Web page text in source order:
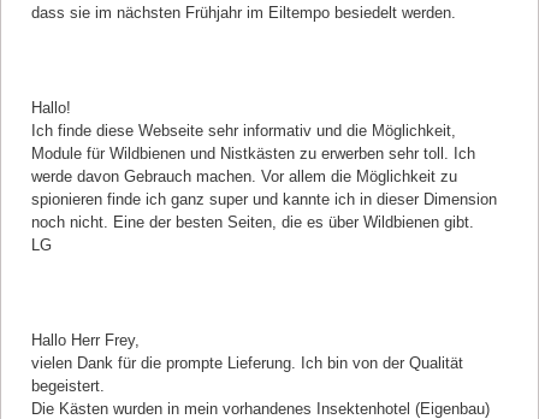
dass sie im nächsten Frühjahr im Eiltempo besiedelt werden.
Hallo!
Ich finde diese Webseite sehr informativ und die Möglichkeit,
Module für Wildbienen und Nistkästen zu erwerben sehr toll. Ich
werde davon Gebrauch machen. Vor allem die Möglichkeit zu
spionieren finde ich ganz super und kannte ich in dieser Dimension
noch nicht. Eine der besten Seiten, die es über Wildbienen gibt.
LG
Hallo Herr Frey,
vielen Dank für die prompte Lieferung. Ich bin von der Qualität
begeistert.
Die Kästen wurden in mein vorhandenes Insektenhotel (Eigenbau)